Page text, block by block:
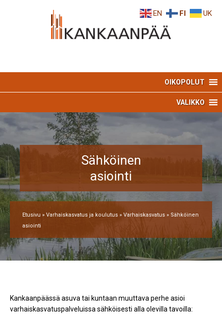
OIKOPOLUT
VALIKKO
Sähköinen
asiointi
Etusivu » Varhaiskasvatus ja koulutus » Varhaiskasvatus » Sähköinen
asiointi
Kankaanpäässä asuva tai kuntaan muuttava perhe asioi
varhaiskasvatuspalveluissa sähköisesti alla olevilla tavoilla:
EN FI UK